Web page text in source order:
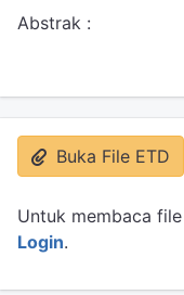
Abstrak :
Buka File ETD
Untuk membaca
Login.